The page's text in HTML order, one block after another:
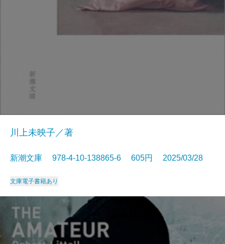
川上未映子／著
新潮文庫 978-4-10-138865-6 605円 2025/03/28
文庫電子書籍あり